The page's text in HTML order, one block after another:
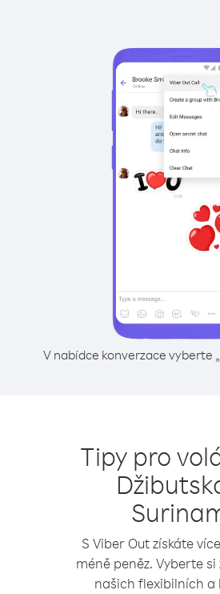
V nabídce konverzace vyberte
Tipy pro
S Viber Out získáte
méně peněz. Vyberte si
našich flexibilních a